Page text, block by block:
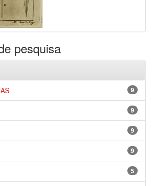
pesquisa
9
9
9
9
5